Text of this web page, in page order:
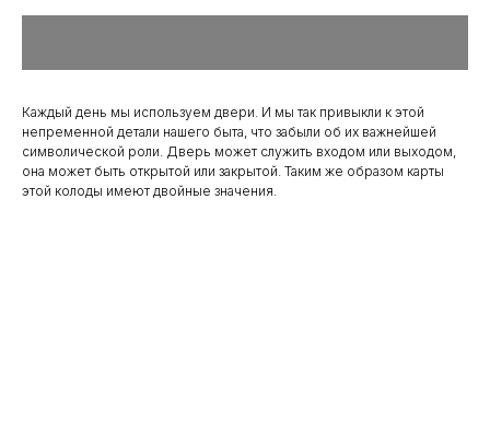
Каждый день мы используем двери. И мы так привыкли к этой
непременной детали нашего быта, что забыли об их важнейшей
символической роли. Дверь может служить входом или выходом,
она может быть открытой или закрытой. Таким же образом карты
этой колоды имеют двойные значения.